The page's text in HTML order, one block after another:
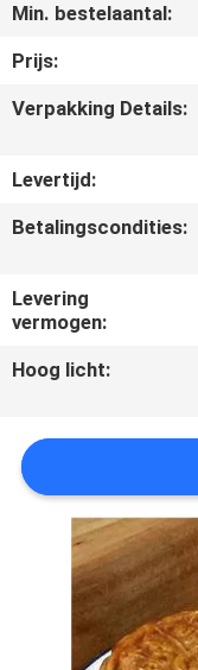
NEEM
CONTACT
ONS
VRAAG
EEN
OFFERTE
SITEMAP
Min. bestelaantal:
Prijs:
Verpakking Details:
Levertijd:
Betalingscondities:
Levering
vermogen:
Hoog licht: